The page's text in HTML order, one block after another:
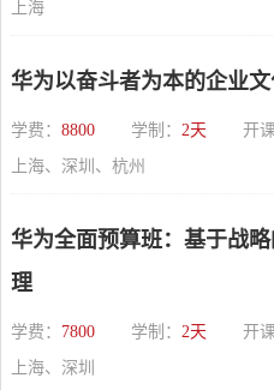
上海
华为以奋斗者为本的企业
学费： 8800 学制： 2天 开
上海、深圳、杭州
华为全面预算班：基于战
理
学费： 7800 学制： 2天 开
上海、深圳